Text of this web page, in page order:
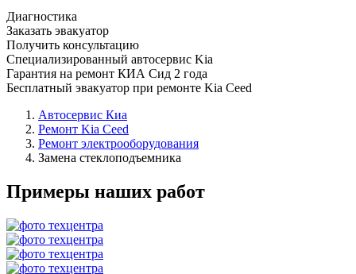
Диагностика
Заказать эвакуатор
Получить консультацию
Специализированный автосервис Kia
Гарантия на ремонт КИА Сид 2 года
Бесплатный эвакуатор при ремонте Kia Ceed
Автосервис Киа
Ремонт Kia Ceed
Ремонт электрооборудования
Замена стеклоподъемника
Примеры наших работ